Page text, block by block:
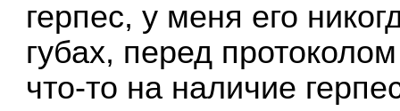
герпес, у меня его
губах, перед
что-то на наличие